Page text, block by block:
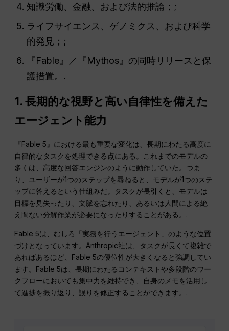
知識労働、金融、および法的推論；;
ライフサイエンス、ゲノミクス、および科学
的発見；;
『Fable』／『Mythos』の同時リリースと保
護措置。.
1. 長期的な視野と高い自律性を備えた
エージェント能力
『Fable 5』における最も重要な変化は、長期にわたる高度に
自律的なタスクを処理できる点にある。これまでのモデルの
多くは、高度な回答エンジンのように動作していた。つま
り、ユーザーが1つのステップを尋ねると、モデルが1つのステ
ップに答えるという仕組みだ。タスクが長引くと、モデルは
目標を見失ったり、文脈を忘れたり、あるいは人間による絶
え間ない分解作業が必要になったりすることがある。.
Fable 5は、むしろ「実務を行うエージェント」のような位置
づけとなっています。Anthropic社は、タスクが長くて複雑で
あればあるほど、Fable 5の優位性が大きくなると強調してい
ます。Fable 5は、長期にわたるコンテキストや多段階のワー
クフローにおいても集中力を維持でき、自身のメモを活用し
て進捗を振り返り、誤りを修正することができます。.